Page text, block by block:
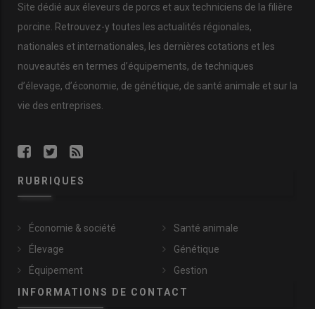
Site dédié aux éleveurs de porcs et aux techniciens de la filière
porcine. Retrouvez-y toutes les actualités régionales,
nationales et internationales, les dernières cotations et les
nouveautés en termes d’équipements, de techniques
d’élevage, d’économie, de génétique, de santé animale et sur la
vie des entreprises.
RUBRIQUES
Économie & société
Élevage
Équipement
Santé animale
Génétique
Gestion
INFORMATIONS DE CONTACT